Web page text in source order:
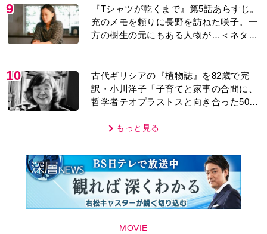
9
『Tシャツが乾くまで』第5話あらすじ。
充のメモを頼りに長野を訪ねた咲子。一
方の樹生の元にもある人物が…＜ネタバ
10
古代ギリシアの『植物誌』を82歳で完
訳・小川洋子「子育てと家事の合間に、
哲学者テオプラストスと向き合った50
もっと見る
MOVIE